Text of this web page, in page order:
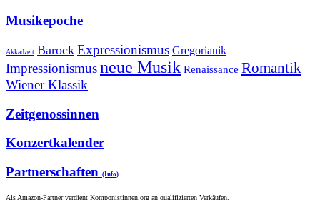
Musikepoche
Akkadzeit Barock Expressionismus Gregorianik
Impressionismusneue Musik Renaissance Romantik
Wiener Klassik
Zeitgenossinnen
Konzertkalender
Partnerschaften (Info)
Als Amazon-Partner verdient Komponistinnen.org an qualifizierten Verkäufen.